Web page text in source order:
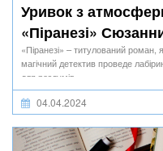
Уривок з
«Піранезі»
«Піранезі» – титулований роман,
магічний детектив проведе
для роздумів.
04.04.2024